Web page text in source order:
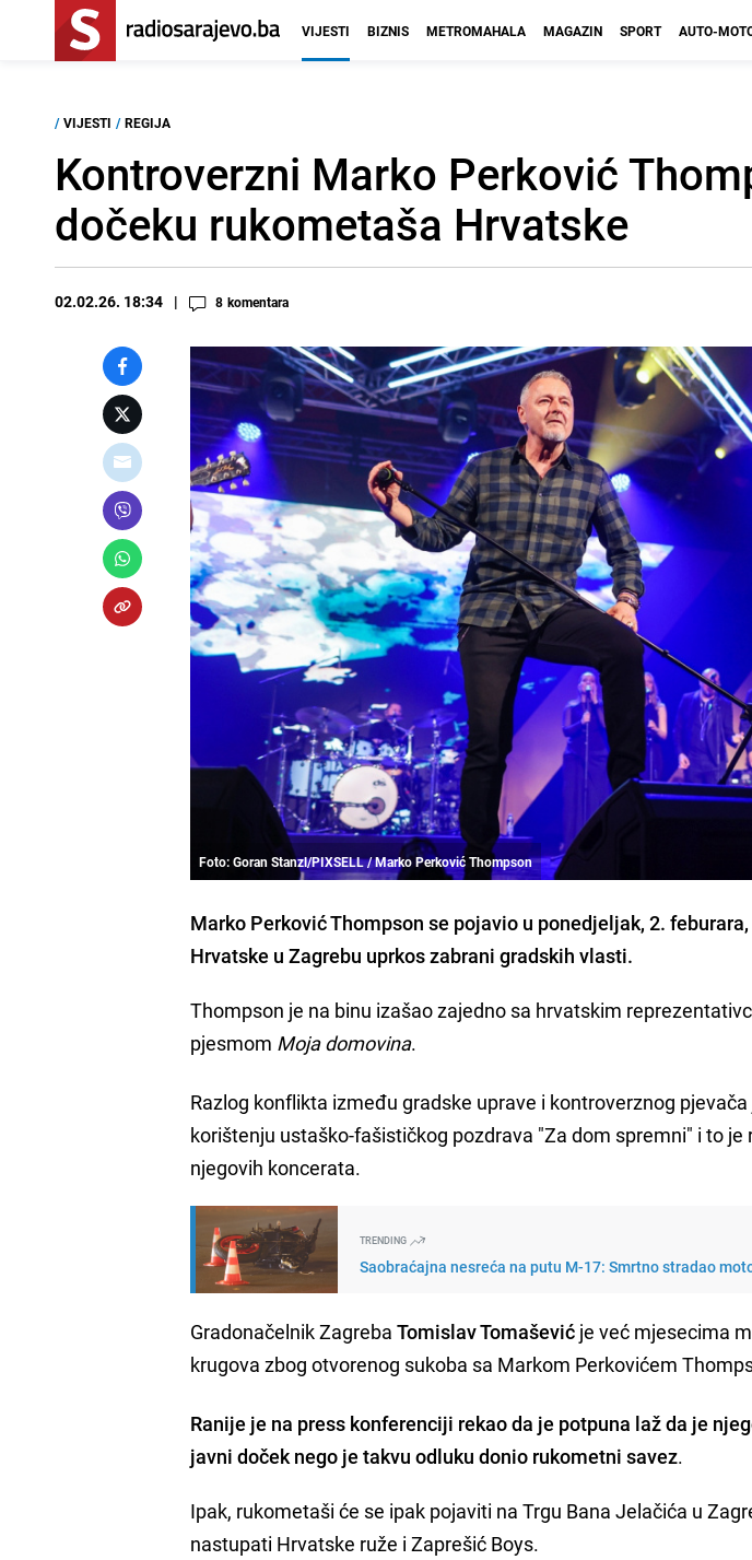
VIJESTI BIZNIS METROMAHALA MAGAZIN SPORT AUTO-
/ VIJESTI / REGIJA
Kontroverzni Marko Perković
dočeku rukometaša Hrvatske
02.02.26. 18:34 8 komentara
Foto: Goran Stanzl/PIXSELL / Marko Perković Thompson
Marko Perković Thompson se pojavio u ponedjeljak, 2.
Hrvatske u Zagrebu uprkos zabrani gradskih vlasti.
Thompson je na binu izašao zajedno sa hrvatskim
pjesmom Moja domovina.
Razlog konflikta između gradske uprave i kontroverznog
korištenju ustaško-fašističkog pozdrava "Za dom spremni" i to
njegovih koncerata.
TRENDING
Saobraćajna nesreća na putu M-17: Smrtno stradao
Gradonačelnik ZagrebaTomislav Tomašević je već mjesecima
krugova zbog otvorenog sukoba sa Markom Perkovićem
Ranije je na press konferenciji rekao da je potpuna laž da je
javni doček nego je takvu odluku donio rukometni savez.
Ipak, rukometaši će se ipak pojaviti na Trgu Bana Jelačića u
nastupati Hrvatske ruže i Zaprešić Boys.